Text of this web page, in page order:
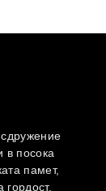
в посока
памет,